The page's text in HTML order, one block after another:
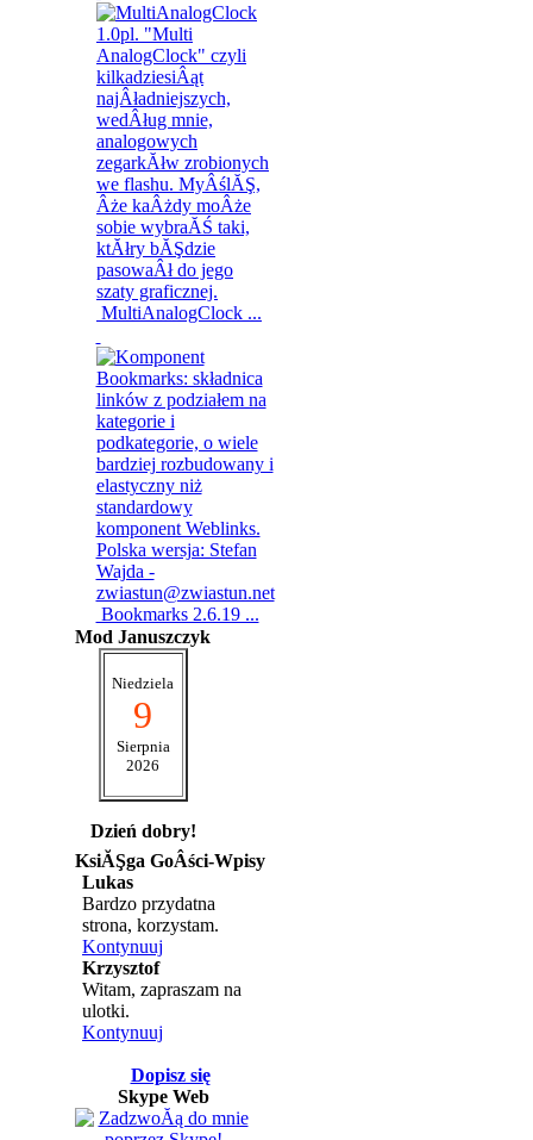
MultiAnalogClock ...
Bookmarks 2.6.19 ...
Mod Januszczyk
Niedziela
9
Sierpnia
2026
Dzień dobry!
KsiĂŞga GoÂści-Wpisy
Lukas
Bardzo przydatna
strona, korzystam.
Kontynuuj
Krzysztof
Witam, zapraszam na
ulotki.
Kontynuuj
Dopisz się
Skype Web